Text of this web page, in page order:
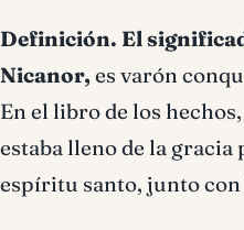
Definición. El
Nicanor, es varón
En el libro de los
estaba lleno de la gracia
espíritu santo, junto con